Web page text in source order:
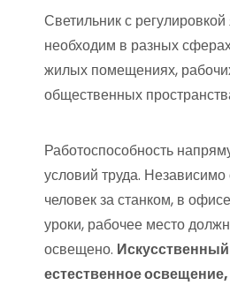
Светильник с регулировкой
необходим в разных
жилых помещениях,
общественных
Работоспособность
условий труда. Независимо
человек за станком, в
уроки, рабочее место
освещено.
естественное освещение,